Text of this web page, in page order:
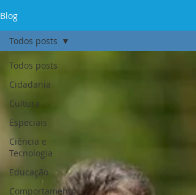
Blog
Todos posts
Cidadania
Cultura
Especiais
Ciência e
Tecnologia
Educação
Comportamento
Todos posts